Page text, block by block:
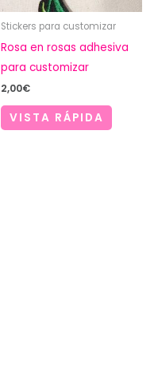
Stickers para customizar
Rosa en rosas adhesiva
para customizar
2,00€
VISTA RÁPIDA